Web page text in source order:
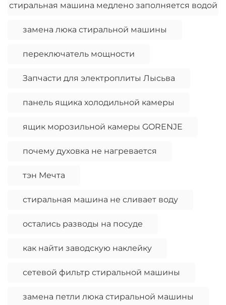
стиральная машина медлено заполняется водой
замена люка стиральной машины
переключатель мощности
Запчасти для электроплиты Лысьва
панель ящика холодильной камеры
ящик морозильной камеры GORENJE
почему духовка не нагревается
тэн Мечта
стиральная машина не сливает воду
остались разводы на посуде
как найти заводскую наклейку
сетевой фильтр стиральной машины
замена петли люка стиральной машины